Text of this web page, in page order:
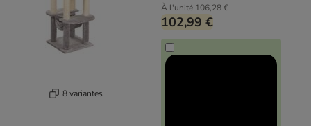
8 variantes
À l'unité 106,28 €
102,99 €